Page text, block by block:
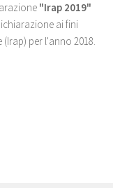
"Irap 2019"
ai fini
per l'anno 2018.